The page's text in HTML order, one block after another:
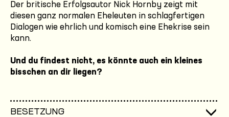
Der britische Erfolgsautor Nick Hornby zeigt mit
diesen ganz normalen Eheleuten in schlagfertigen
Dialogen wie ehrlich und komisch eine Ehekrise sein
kann.
Und du findest nicht, es könnte auch ein kleines
bisschen an dir liegen?
BESETZUNG